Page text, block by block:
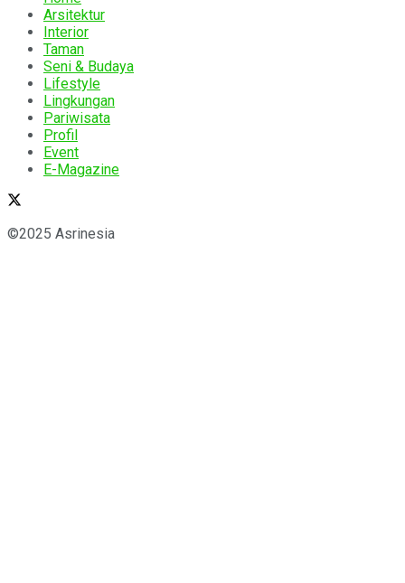
Arsitektur
Interior
Taman
Seni & Budaya
Lifestyle
Lingkungan
Pariwisata
Profil
Event
E-Magazine
©2025 Asrinesia